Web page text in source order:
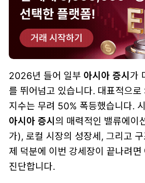
2026년 들어 일부 아시아 증시 가
를 뛰어넘고 있습니다. 대표적으
지수는 무려 50% 폭등했습니다.
아시아 증시 의 매력적인 밸류에이
가), 로컬 시장의 성장세, 그리고
제 덕분에 이번 강세장이 끝나려면
진단합니다.